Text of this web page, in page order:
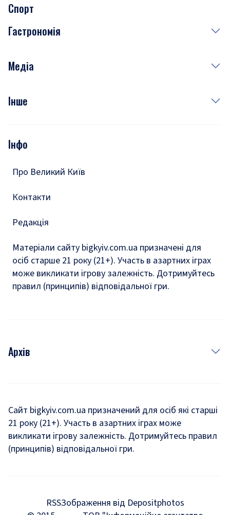
Завтра
Субота
Медицина
Краса
Спорт
Гастрономія
Рецепти
Медіа
Фото
Подкасти
Інше
Тести
Інфо
Про Великий Київ
Контакти
Редакція
Матеріали сайту bigkyiv.com.ua призначені для
осіб старше 21 року (21+). Участь в азартних іграх
може викликати ігрову залежність. Дотримуйтесь
правил (принципів) відповідальної гри.
Архів
Комуналка
Хроніки війни
Мегаполіс
Сайт bigkyiv.com.ua призначений для осіб які старші
21 року (21+). Участь в азартних іграх може
викликати ігрову залежність. Дотримуйтесь правил
(принципів) відповідальної гри.
RSSЗображення від Depositphotos